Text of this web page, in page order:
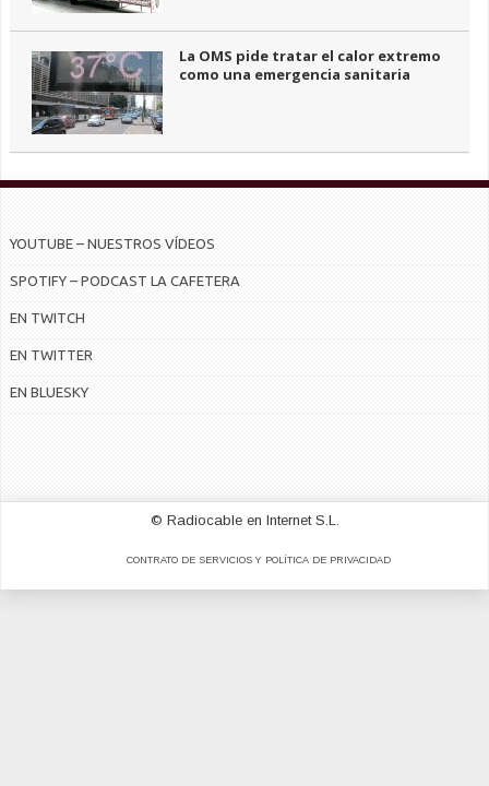
La OMS pide tratar el calor extremo
como una emergencia sanitaria
YOUTUBE – NUESTROS VÍDEOS
SPOTIFY – PODCAST LA CAFETERA
EN TWITCH
EN TWITTER
EN BLUESKY
© Radiocable en Internet S.L.
CONTRATO DE SERVICIOS Y POLÍTICA DE PRIVACIDAD